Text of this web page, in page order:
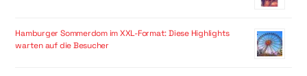
Hamburger Sommerdom im XXL-Format: Diese Highlights
warten auf die Besucher